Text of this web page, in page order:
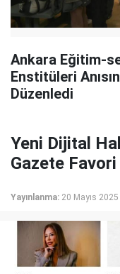
Ankara Eğitim-
Enstitüleri
Düzenledi
Yeni Dijital
Gazete Favori
Yayınlanma: 20 Mayıs 2025